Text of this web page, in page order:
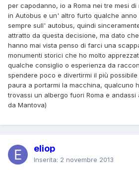
per capodanno, io a Roma nei tre mesi
in Autobus e un' altro furto qualche anno
sempre sull' autobus, quindi
attratto da questa decisione, ma dato
hanno mai vista penso di farci una
monumenti storici che ho molto
qualche consiglio o esperienza da
spendere poco e divertirmi il più
paura a portarmi la macchina, qualcuno
trovassi un albergo fuori Roma e
da Mantova)
eliop
Inserita: 2 novembre 2013